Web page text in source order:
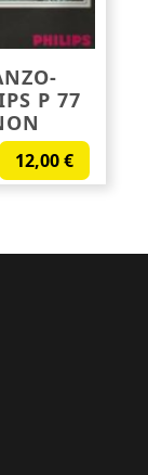
P 77
12,00€